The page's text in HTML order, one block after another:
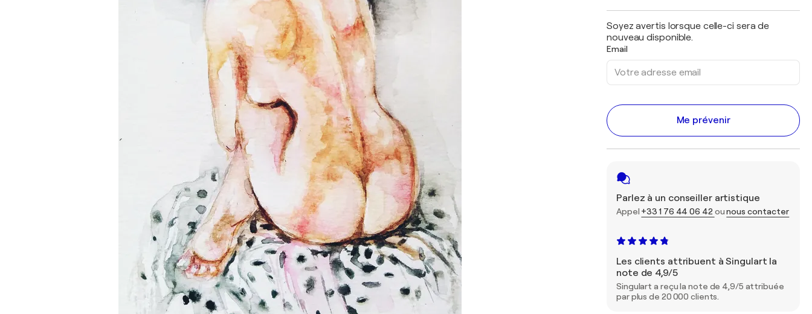
Soyez avertis lorsque celle-ci sera de
nouveau disponible.
Email
Me prévenir
Parlez à un conseiller artistique
Appel +33 1 76 44 06 42 ounous contacter
Les clients attribuent à Singulart la
note de 4,9/5
Singulart a reçu la note de 4,9/5 attribuée
par plus de 20 000 clients.